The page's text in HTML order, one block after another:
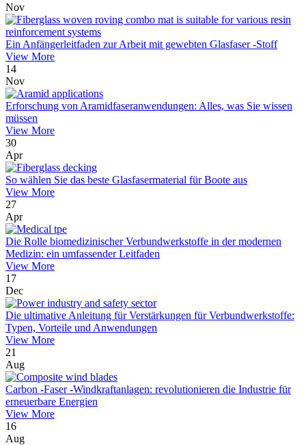
Nov
Ein Anfängerleitfaden zur Arbeit mit gewebten Glasfaser -Stoff
View More
14
Nov
Erforschung von Aramidfaseranwendungen: Alles, was Sie wissen
müssen
View More
30
Apr
So wählen Sie das beste Glasfasermaterial für Boote aus
View More
27
Apr
Die Rolle biomedizinischer Verbundwerkstoffe in der modernen
Medizin: ein umfassender Leitfaden
View More
17
Dec
Die ultimative Anleitung für Verstärkungen für Verbundwerkstoffe:
Typen, Vorteile und Anwendungen
View More
21
Aug
Carbon -Faser -Windkraftanlagen: revolutionieren die Industrie für
erneuerbare Energien
View More
16
Aug